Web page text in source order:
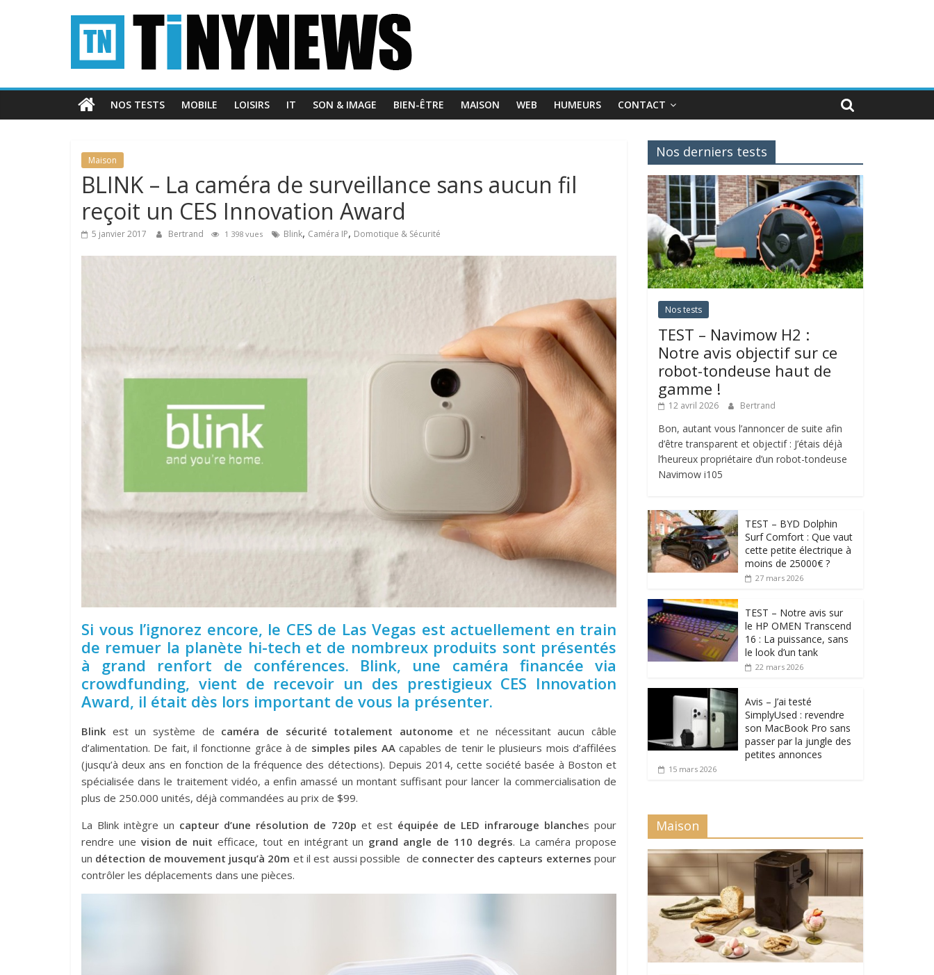
Tinynews
Le
belge
connectéNOS TESTS MOBILE LOISIRS IT SON & IMAGE BIEN-ÊTRE MAISON WEB HUMEURS CONTACT
Maison
BLINK – La caméra de surveillance sans aucun fil
reçoit un CES Innovation Award
5 janvier 2017 Bertrand 1 398 vues Blink, Caméra IP, Domotique & Sécurité
Si vous l’ignorez encore, le CES de Las Vegas est actuellement en train
de remuer la planète hi-tech et de nombreux produits sont présentés
à grand renfort de conférences. Blink, une caméra financée via
crowdfunding, vient de recevoir un des prestigieux CES Innovation
Award, il était dès lors important de vous la présenter.
Blink est un système de caméra de sécurité totalement autonome et ne nécessitant aucun câble
d’alimentation. De fait, il fonctionne grâce à de simples piles AAcapables de tenir le plusieurs mois d’affilées
(jusqu’à deux ans en fonction de la fréquence des détections). Depuis 2014, cette société basée à Boston et
spécialisée dans le traitement vidéo, a enfin amassé un montant suffisant pour lancer la commercialisation de
plus de 250.000 unités, déjà commandées au prix de $99.
La Blink intègre un capteur d’une résolution de 720p et est équipée de LED infrarouge blanches pour
rendre une vision de nuit efficace, tout en intégrant un grand angle de 110 degrés. La caméra propose
un détection de mouvement jusqu’à 20m et il est aussi possible de connecter des capteurs externes pour
contrôler les déplacements dans une pièces.
Nos derniers tests
Nos tests
TEST – Navimow H2 :
Notre avis objectif sur ce
robot-tondeuse haut de
gamme !
12 avril 2026 Bertrand
Bon, autant vous l’annoncer de suite afin
d’être transparent et objectif : J’étais déjà
l’heureux propriétaire d’un robot-tondeuse
Navimow i105
TEST – BYD Dolphin
Surf Comfort : Que vaut
cette petite électrique à
moins de 25000€ ?
27 mars 2026
TEST – Notre avis sur
le HP OMEN Transcend
16 : La puissance, sans
le look d’un tank
22 mars 2026
Avis – J’ai testé
SimplyUsed : revendre
son MacBook Pro sans
passer par la jungle des
petites annonces
15 mars 2026
Maison